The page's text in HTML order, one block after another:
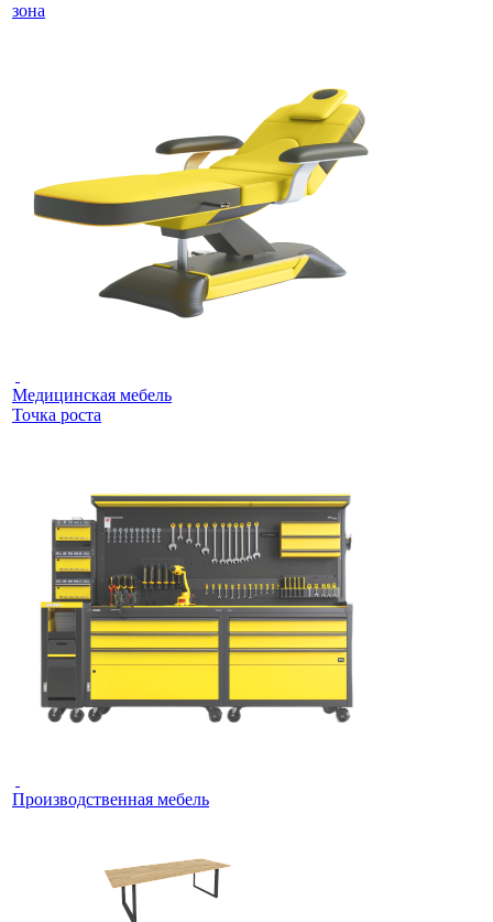
зона
Медицинская мебель
Точка роста
Производственная мебель